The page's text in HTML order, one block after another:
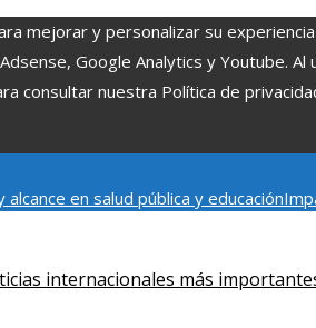
mejorar y personalizar su
Google Analytics y Youtube.
consultar nuestra Política de
en salud pública y educación
internacionales más